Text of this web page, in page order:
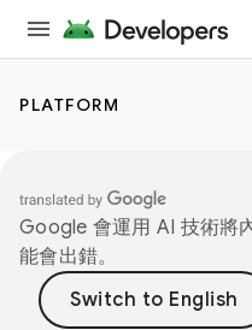
PLATFORM
Google 會運用 AI 技術將
能會出錯。